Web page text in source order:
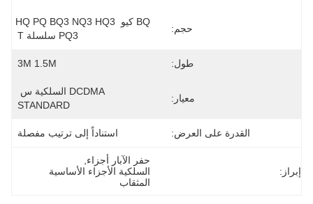
حجم:
BQ كيو HQ PQ BQ3 NQ3 HQ3
PQ3 سلسلة T
طول: 3M 1.5M
معيار:
STANDARD
القدرة على العرض: استناداً إلى ترتيب مفصلة
إبراز:
حفر الآبار أجزاء
المثقاب